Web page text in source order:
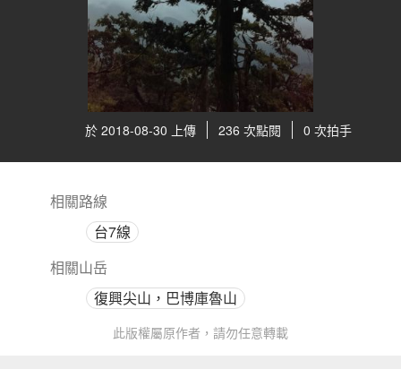
於 2018-08-30 上傳 236 次點閱 0 次拍手
相關路線
台7線
相關山岳
復興尖山，巴博庫魯山
此版權屬原作者，請勿任意轉載